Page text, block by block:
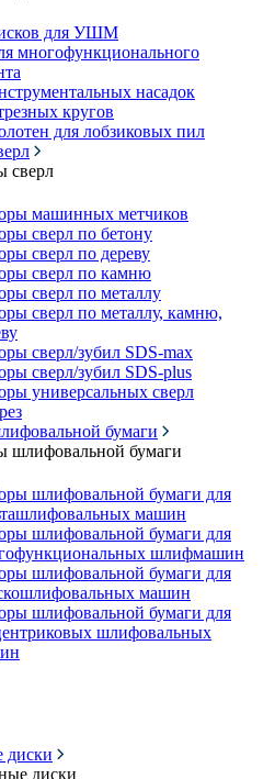
для УШМ
многофункционального
насадок
кругов
для лобзиковых пил
сверл
машинных метчиков
сверл по бетону
сверл по дереву
сверл по камню
сверл по металлу
сверл по металлу, камню,
сверл/зубил SDS-max
сверл/зубил SDS-plus
универсальных сверл
бумаги
шлифовальной бумаги
шлифовальной бумаги для
машин
шлифовальной бумаги для
шлифмашин
шлифовальной бумаги для
машин
шлифовальной бумаги для
шлифовальных
диски
диски